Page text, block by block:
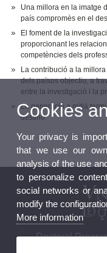
Una millora en la imatge
país compromès en el
El foment de la
proporcionant les
competències dels
La contribució a la
dels països objectiu, a
entre la investigació i la
La generació a mitjà
destino.
Doctoral
Cookies
Your privacy is
that we use our
analysis of the use
to personalize
social networks or
modify the
More information